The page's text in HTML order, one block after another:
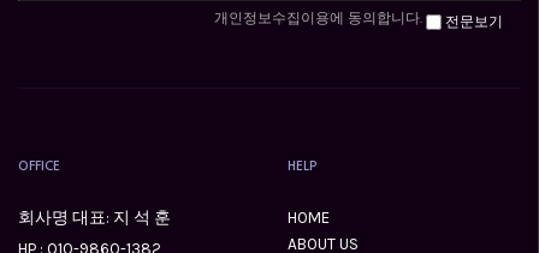
개인정보수집이용에 동의합니다. 전문보기
OFFICE
회사명 대표: 지 석 훈
HP : 010-9860-1382
HELP
HOME
ABOUT US